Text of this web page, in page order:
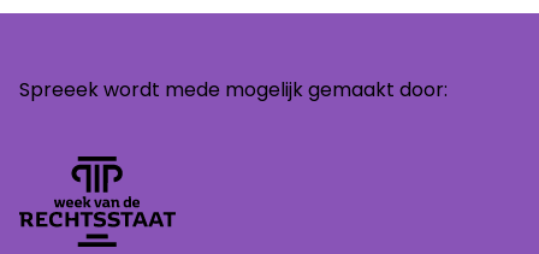
Spreeek wordt mede mogelijk gemaakt door: